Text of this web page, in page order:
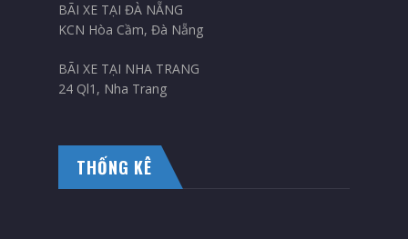
BÃI XE TẠI ĐÀ NẴNG
KCN Hòa Cầm, Đà Nẵng
BÃI XE TẠI NHA TRANG
24 Ql1, Nha Trang
THỐNG KÊ